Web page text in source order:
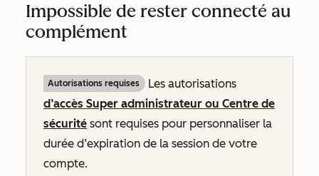
Impossible de rester connecté au
complément
Autorisations requises
Les autorisations
d’accès Super administrateur ou Centre de
sécurité sont requises pour personnaliser la
durée d’expiration de la session de votre
compte.